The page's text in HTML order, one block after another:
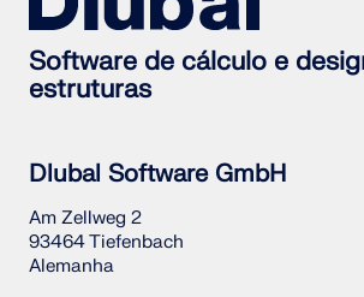
Software de cálculo e
estruturas
Dlubal Software GmbH
Am Zellweg 2
93464 Tiefenbach
Alemanha